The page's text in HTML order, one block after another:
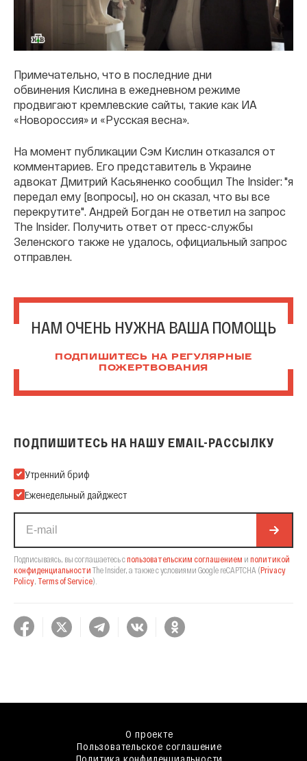
Примечательно, что в последние дни
обвинения Кислина в ежедневном режиме
продвигают кремлевские сайты, такие как ИА
«Новороссия» и «Русская весна».
На момент публикации Сэм Кислин отказался от
комментариев. Его представитель в Украине
адвокат Дмитрий Касьяненко сообщил The Insider: "я
передал ему [вопросы], но он сказал, что вы все
перекрутите". Андрей Богдан не ответил на запрос
The Insider. Получить ответ от пресс-службы
Зеленского также не удалось, официальный запрос
отправлен.
НАМ ОЧЕНЬ НУЖНА ВАША ПОМОЩЬ
ПОДПИШИТЕСЬ НА РЕГУЛЯРНЫЕ
ПОЖЕРТВОВАНИЯ
ПОДПИШИТЕСЬ НА НАШУ EMAIL-РАССЫЛКУ
Подпишитесь на нашу Email-рассылку
Утренний бриф
Еженедельный дайджест
Подписываясь, вы соглашаетесь спользовательским соглашением и политикой
конфиденциальности The Insider, а также с условиями Google reCAPTCHA (Privacy
Policy, Terms of Service).
О проекте
Пользовательское соглашение
Политика конфиденциальности